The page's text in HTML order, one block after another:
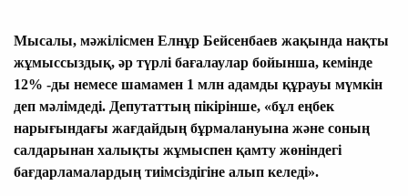
Мысалы, мәжілісмен Елнұр Бейсенбаев жақында нақты
жұмыссыздық, әр түрлі бағалаулар бойынша, кемінде
12% -ды немесе шамамен 1 млн адамды құрауы мүмкін
деп мәлімдеді. Депутаттың пікірінше, «бұл еңбек
нарығындағы жағдайдың бұрмалануына және соның
салдарынан халықты жұмыспен қамту жөніндегі
бағдарламалардың тиімсіздігіне алып келеді».